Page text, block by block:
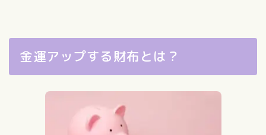
金運アップする財布とは？